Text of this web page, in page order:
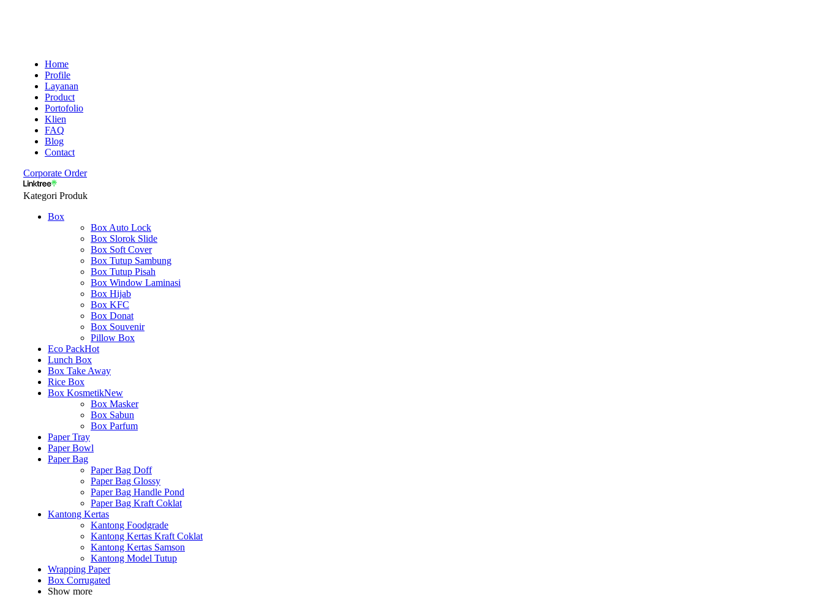
Home
Profile
Layanan
Product
Portofolio
Klien
FAQ
Blog
Contact
Corporate Order
Kategori Produk
Box
Box Auto Lock
Box Slorok Slide
Box Soft Cover
Box Tutup Sambung
Box Tutup Pisah
Box Window Laminasi
Box Hijab
Box KFC
Box Donat
Box Souvenir
Pillow Box
Eco PackHot
Lunch Box
Box Take Away
Rice Box
Box KosmetikNew
Box Masker
Box Sabun
Box Parfum
Paper Tray
Paper Bowl
Paper Bag
Paper Bag Doff
Paper Bag Glossy
Paper Bag Handle Pond
Paper Bag Kraft Coklat
Kantong Kertas
Kantong Foodgrade
Kantong Kertas Kraft Coklat
Kantong Kertas Samson
Kantong Model Tutup
Wrapping Paper
Box Corrugated
Show more